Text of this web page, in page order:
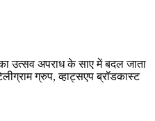
उत्सव अपराध के साए में बदल जाता
ग्रुप, व्हाट्सएप ब्रॉडकास्ट